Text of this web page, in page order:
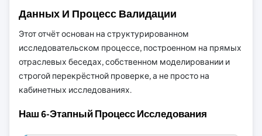
Данных И Процесс Валидации
Этот отчёт основан на структурированном
исследовательском процессе, построенном на прямых
отраслевых беседах, собственном моделировании и
строгой перекрёстной проверке, а не просто на
кабинетных исследованиях.
Наш 6-Этапный Процесс Исследования